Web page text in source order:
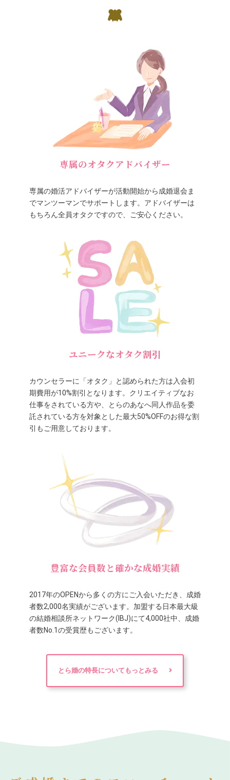
専属のオタクアドバイザー
専属の婚活アドバイザーが活動開始から成婚退会ま
でマンツーマンでサポートします。アドバイザーは
もちろん全員オタクですので、ご安心ください。
ユニークなオタク割引
カウンセラーに「オタク」と認められた方は入会初
期費用が10%割引となります。クリエイティブなお
仕事をされている方や、とらのあなへ同人作品を委
託されている方を対象とした最大50%OFFのお得な割
引もご用意しております。
豊富な会員数と確かな成婚実績
2017年のOPENから多くの方にご入会いただき、成婚
者数2,000名実績がございます。加盟する日本最大級
の結婚相談所ネットワーク(IBJ)にて4,000社中、成婚
者数No.1の受賞歴もございます。
とら婚の特長についてもっとみる